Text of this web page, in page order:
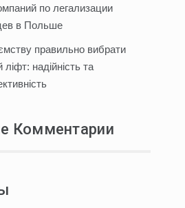
по легализации
в Польше
правильно вибрати
надійність та
Комментарии